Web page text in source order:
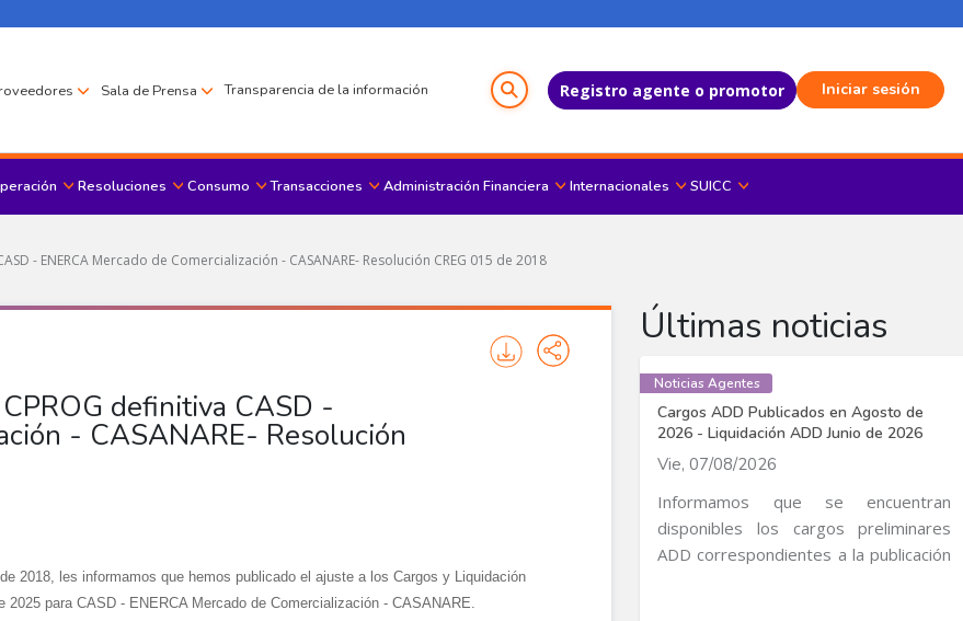
Sala de Prensa Transparencia de la información Registro agente o promotor Iniciar sesión
Menu principal
Resoluciones Consumo Transacciones Administración Financiera Internacionales SUICC
- ENERCA Mercado de Comercialización - CASANARE- Resolución CREG 015 de 2018
definitiva CASD -
- CASANARE- Resolución
2018, les informamos que hemos publicado el ajuste a los Cargos y Liquidación
para CASD - ENERCA Mercado de Comercialización - CASANARE.
Últimas noticias
Noticias Agentes
Cargos ADD Publicados en Agosto de
2026 - Liquidación ADD Junio de 2026
Vie, 07/08/2026
Informamos que se encuentran
disponibles los cargos preliminares
ADD correspondientes a la publicación